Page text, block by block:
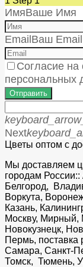
ИмяВаше Имя
EmailВаш Email
Согласие на
персональных
Отправить
Next
Цветы оптом с
Мы доставляем
городам России::
Белгород,
Воркута,
Казань,
Москву, Мирный,
Новокузнецк,
Пермь, поставка
Самара, Санкт-
Томск, Тюмень,